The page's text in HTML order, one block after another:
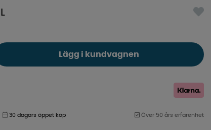
Lägg i kundvagnen
30 dagars öppet köp Över 50 års erfarenhet